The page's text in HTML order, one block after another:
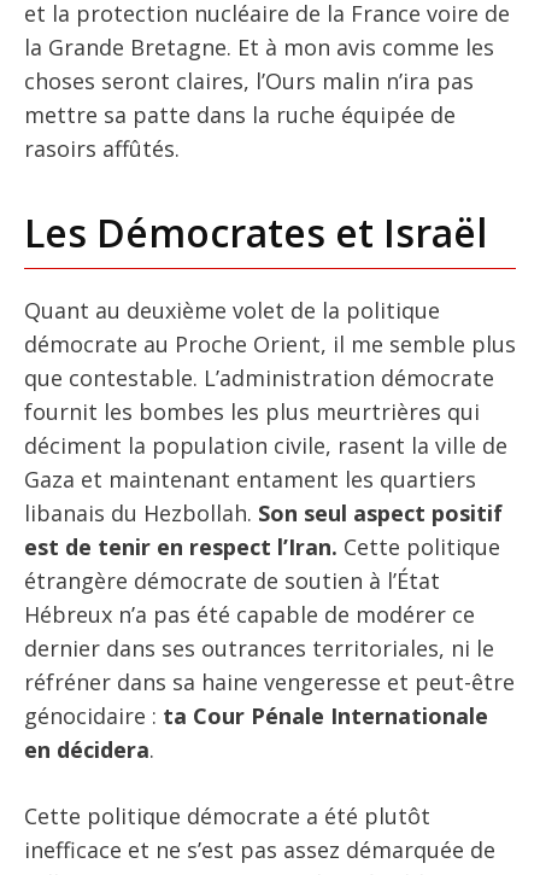
et la protection nucléaire de la France voire de
la Grande Bretagne. Et à mon avis comme les
choses seront claires, l’Ours malin n’ira pas
mettre sa patte dans la ruche équipée de
rasoirs affûtés.
Les Démocrates et Israël
Quant au deuxième volet de la politique
démocrate au Proche Orient, il me semble plus
que contestable. L’administration démocrate
fournit les bombes les plus meurtrières qui
déciment la population civile, rasent la ville de
Gaza et maintenant entament les quartiers
libanais du Hezbollah. Son seul aspect positif
est de tenir en respect l’Iran. Cette politique
étrangère démocrate de soutien à l’État
Hébreux n’a pas été capable de modérer ce
dernier dans ses outrances territoriales, ni le
réfréner dans sa haine vengeresse et peut-être
génocidaire : ta Cour Pénale Internationale
en décidera.
Cette politique démocrate a été plutôt
inefficace et ne s’est pas assez démarquée de